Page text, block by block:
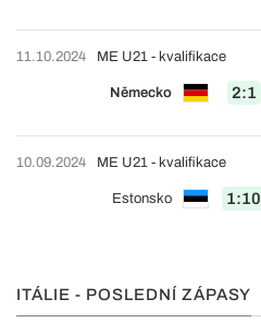
11.10.2024
Německo 2:1
ME U21 - kvalifikace
10.09.2024
Estonsko 1:10
ME U21 - kvalifikace
ITÁLIE - POSLEDNÍ ZÁPASY